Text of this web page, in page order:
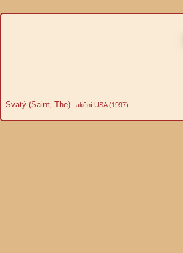
Svatý (Saint, The) , akční USA (1997)